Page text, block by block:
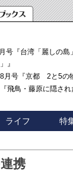
号『台湾「麗しの
』
月号『京都 2と5の
飛鳥・藤原に隠され
ライフ 特
携